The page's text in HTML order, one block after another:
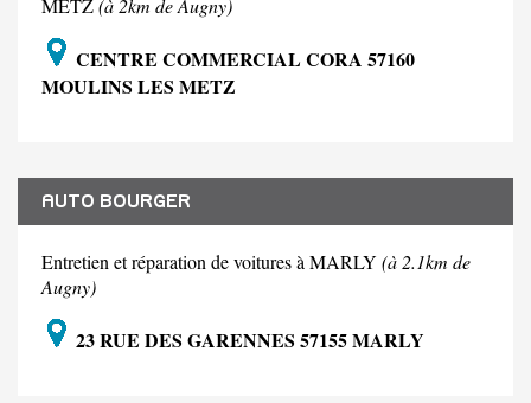
METZ(à 2km de Augny)
CENTRE COMMERCIAL CORA 57160
MOULINS LES METZ
AUTO BOURGER
Entretien et réparation de voitures à MARLY (à 2.1km de
Augny)
23 RUE DES GARENNES 57155 MARLY